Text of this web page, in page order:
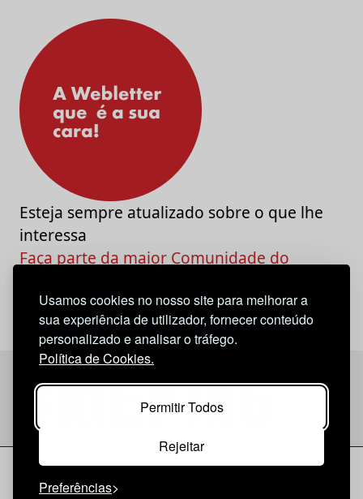
Usamos cookies no nosso site para melhorar a
sua experiência de utilizador, fornecer conteúdo
personalizado e analisar o tráfego.
Política de Cookies.
Permitir Todos
Rejeitar
Preferências
Esteja sempre atualizado sobre o que lhe
interessa
Faça parte da maior Comunidade do
Política de Cookies